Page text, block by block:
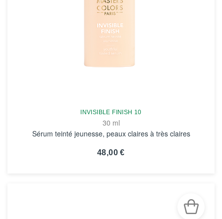
INVISIBLE FINISH 10
30 ml
Sérum teinté jeunesse, peaux claires à très claires
48,00 €